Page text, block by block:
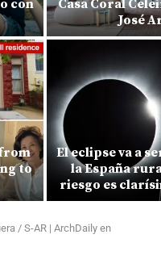
con
to
Casa Coral
José
El eclipse va a
la España
riesgo es
/ S-AR | ArchDaily en